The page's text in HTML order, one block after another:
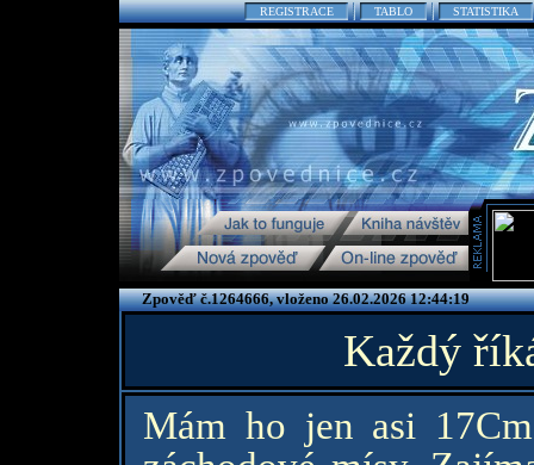
REGISTRACE TABLO STATISTIKA
Zpověď č.1264666, vloženo 26.02.2026 12:44:19
Každý
Mám ho jen asi